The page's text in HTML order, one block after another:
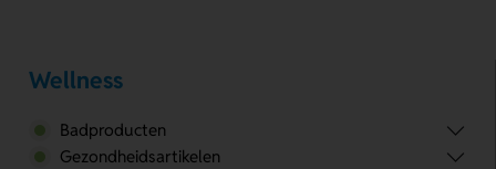
Wellness
Badproducten
Gezondheidsartikelen